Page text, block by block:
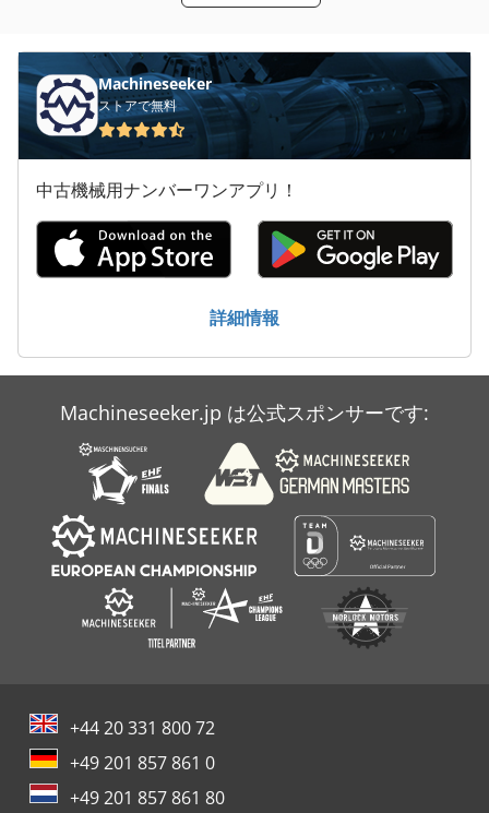
工業用ミシン
建設 用 クレーン
引き出しキャビネット
産業 用 ロボット
Machineseeker
ストアで無料
中古機械用ナンバーワンアプリ！
詳細情報
Machineseeker.jp は公式スポンサーです:
+44 20 331 800 72
+49 201 857 861 0
+49 201 857 861 80